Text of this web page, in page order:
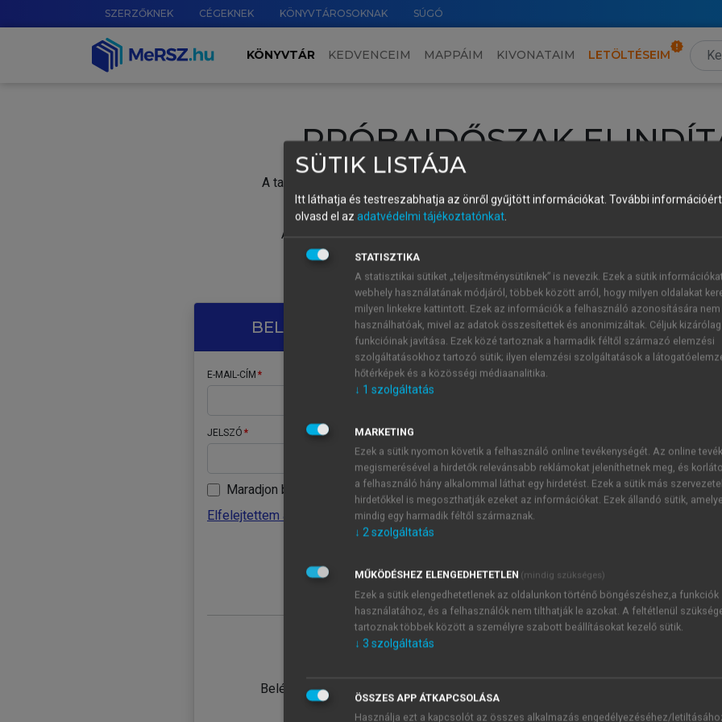
SZERZŐKNEK CÉGEKNEK KÖNYVTÁROSOKNAK SÚGÓ
KÖNYVTÁR KEDVENCEIM MAPPÁIM KIVONATAIM LETÖLTÉSEIM
PRÓBAIDŐSZAK
A tartalom megtekintéséhez lépj be a saját fiókoddal, iskolai azonosítóddal vagy
Új felhasználóként1 óra díjmentes hozzáférésrevagy
A próbaidőszak elindításához,
vagy hozz
A regisztráció után a
BELÉPÉS SAJÁT FIÓKKAL
E-MAIL-CÍM
JELSZÓ
Maradjon belépve
Elfelejtettem a jelszavamat
Belépés intézményi azonosítóval
ÚJ FIÓK
1 óra
JELSZÓ
Kérek értesítést a MeRSZ
Kérek értesítést az
SÜTIK LISTÁJA
Itt láthatja és testreszabhatja az önről gyűjtött információkat. További
olvasd el az adatvédelmi tájékoztatónkat.
STATISZTIKA
A statisztikai sütiket „teljesítménysütiknek” is nevezik. Ezek a sütik
webhely használatának módjáról, többek között arról, hogy milyen oldalakat
milyen linkekre kattintott. Ezek az információk a felhasználó azonosítására nem
használhatóak, mivel az adatok összesítettek és anonimizáltak. Céljuk
funkcióinak javítása. Ezek közé tartoznak a harmadik féltől származó elemzési
szolgáltatásokhoz tartozó sütik; ilyen elemzési szolgáltatások a
hőtérképek és a közösségi médiaanalitika.
↓ 1 szolgáltatás
MARKETING
Ezek a sütik nyomon követik a felhasználó online tevékenységét. Az online
megismerésével a hirdetők relevánsabb reklámokat jeleníthetnek meg, és
a felhasználó hány alkalommal láthat egy hirdetést. Ezek a sütik más
hirdetőkkel is megoszthatják ezeket az információkat. Ezek állandó sütik,
mindig egy harmadik féltől származnak.
↓ 2szolgáltatás
MŰKÖDÉSHEZ ELENGEDHETETLEN (mindig szükséges)
Ezek a sütik elengedhetetlenek az oldalunkon történő böngészéshez,a funkciók
használatához, és a felhasználók nem tilthatják le azokat. A feltétlenül
tartoznak többek között a személyre szabott beállításokat kezelő sütik.
↓ 3 szolgáltatás
ÖSSZES APP ÁTKAPCSOLÁSA
Használja ezt a kapcsolót az összes alkalmazás engedélyezéséhez/